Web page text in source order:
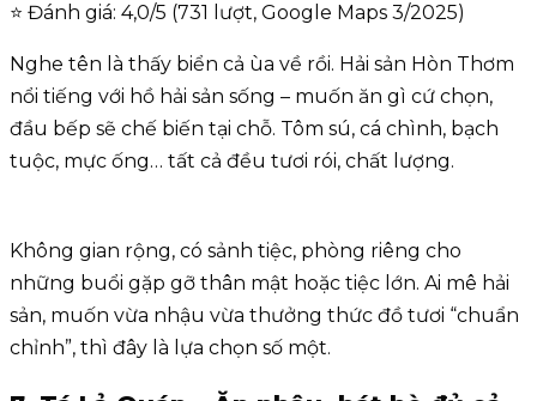
⭐ Đánh giá: 4,0/5 (731 lượt, Google Maps 3/2025)
Nghe tên là thấy biển cả ùa về rồi. Hải sản Hòn Thơm
nổi tiếng với hồ hải sản sống – muốn ăn gì cứ chọn,
đầu bếp sẽ chế biến tại chỗ. Tôm sú, cá chình, bạch
tuộc, mực ống… tất cả đều tươi rói, chất lượng.
Không gian rộng, có sảnh tiệc, phòng riêng cho
những buổi gặp gỡ thân mật hoặc tiệc lớn. Ai mê hải
sản, muốn vừa nhậu vừa thưởng thức đồ tươi “chuẩn
chỉnh”, thì đây là lựa chọn số một.